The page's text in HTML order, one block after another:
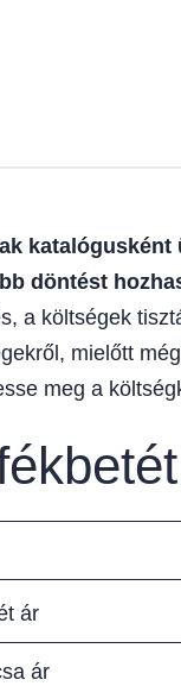
döntést
a költségek
mielőtt
meg a
ár
ár